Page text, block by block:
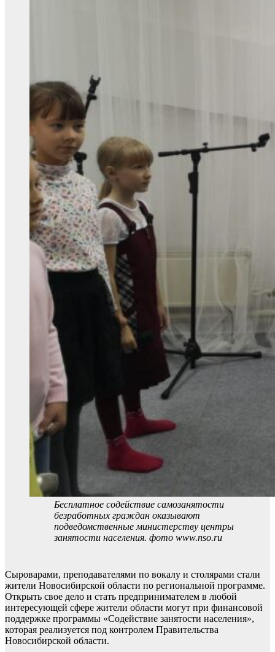
Бесплатное содействие самозанятости
безработных граждан оказывают
подведомственные министерству центры
занятости населения. фото www.nso.ru
Сыроварами, преподавателями по вокалу и столярами стали
жители Новосибирской области по региональной программе.
Открыть свое дело и стать предпринимателем в любой
интересующей сфере жители области могут при финансовой
поддержке программы «Содействие занятости населения»,
которая реализуется под контролем Правительства
Новосибирской области.